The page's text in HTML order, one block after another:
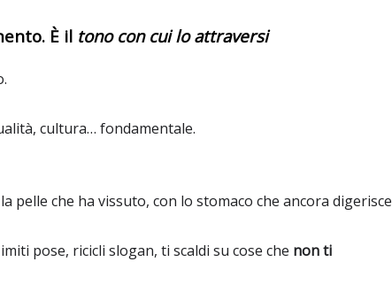
È il tono con cui lo attraversi
cultura… fondamentale.
pelle che ha vissuto, con lo stomaco che ancora digerisce
pose, ricicli slogan, ti scaldi su cose che non ti